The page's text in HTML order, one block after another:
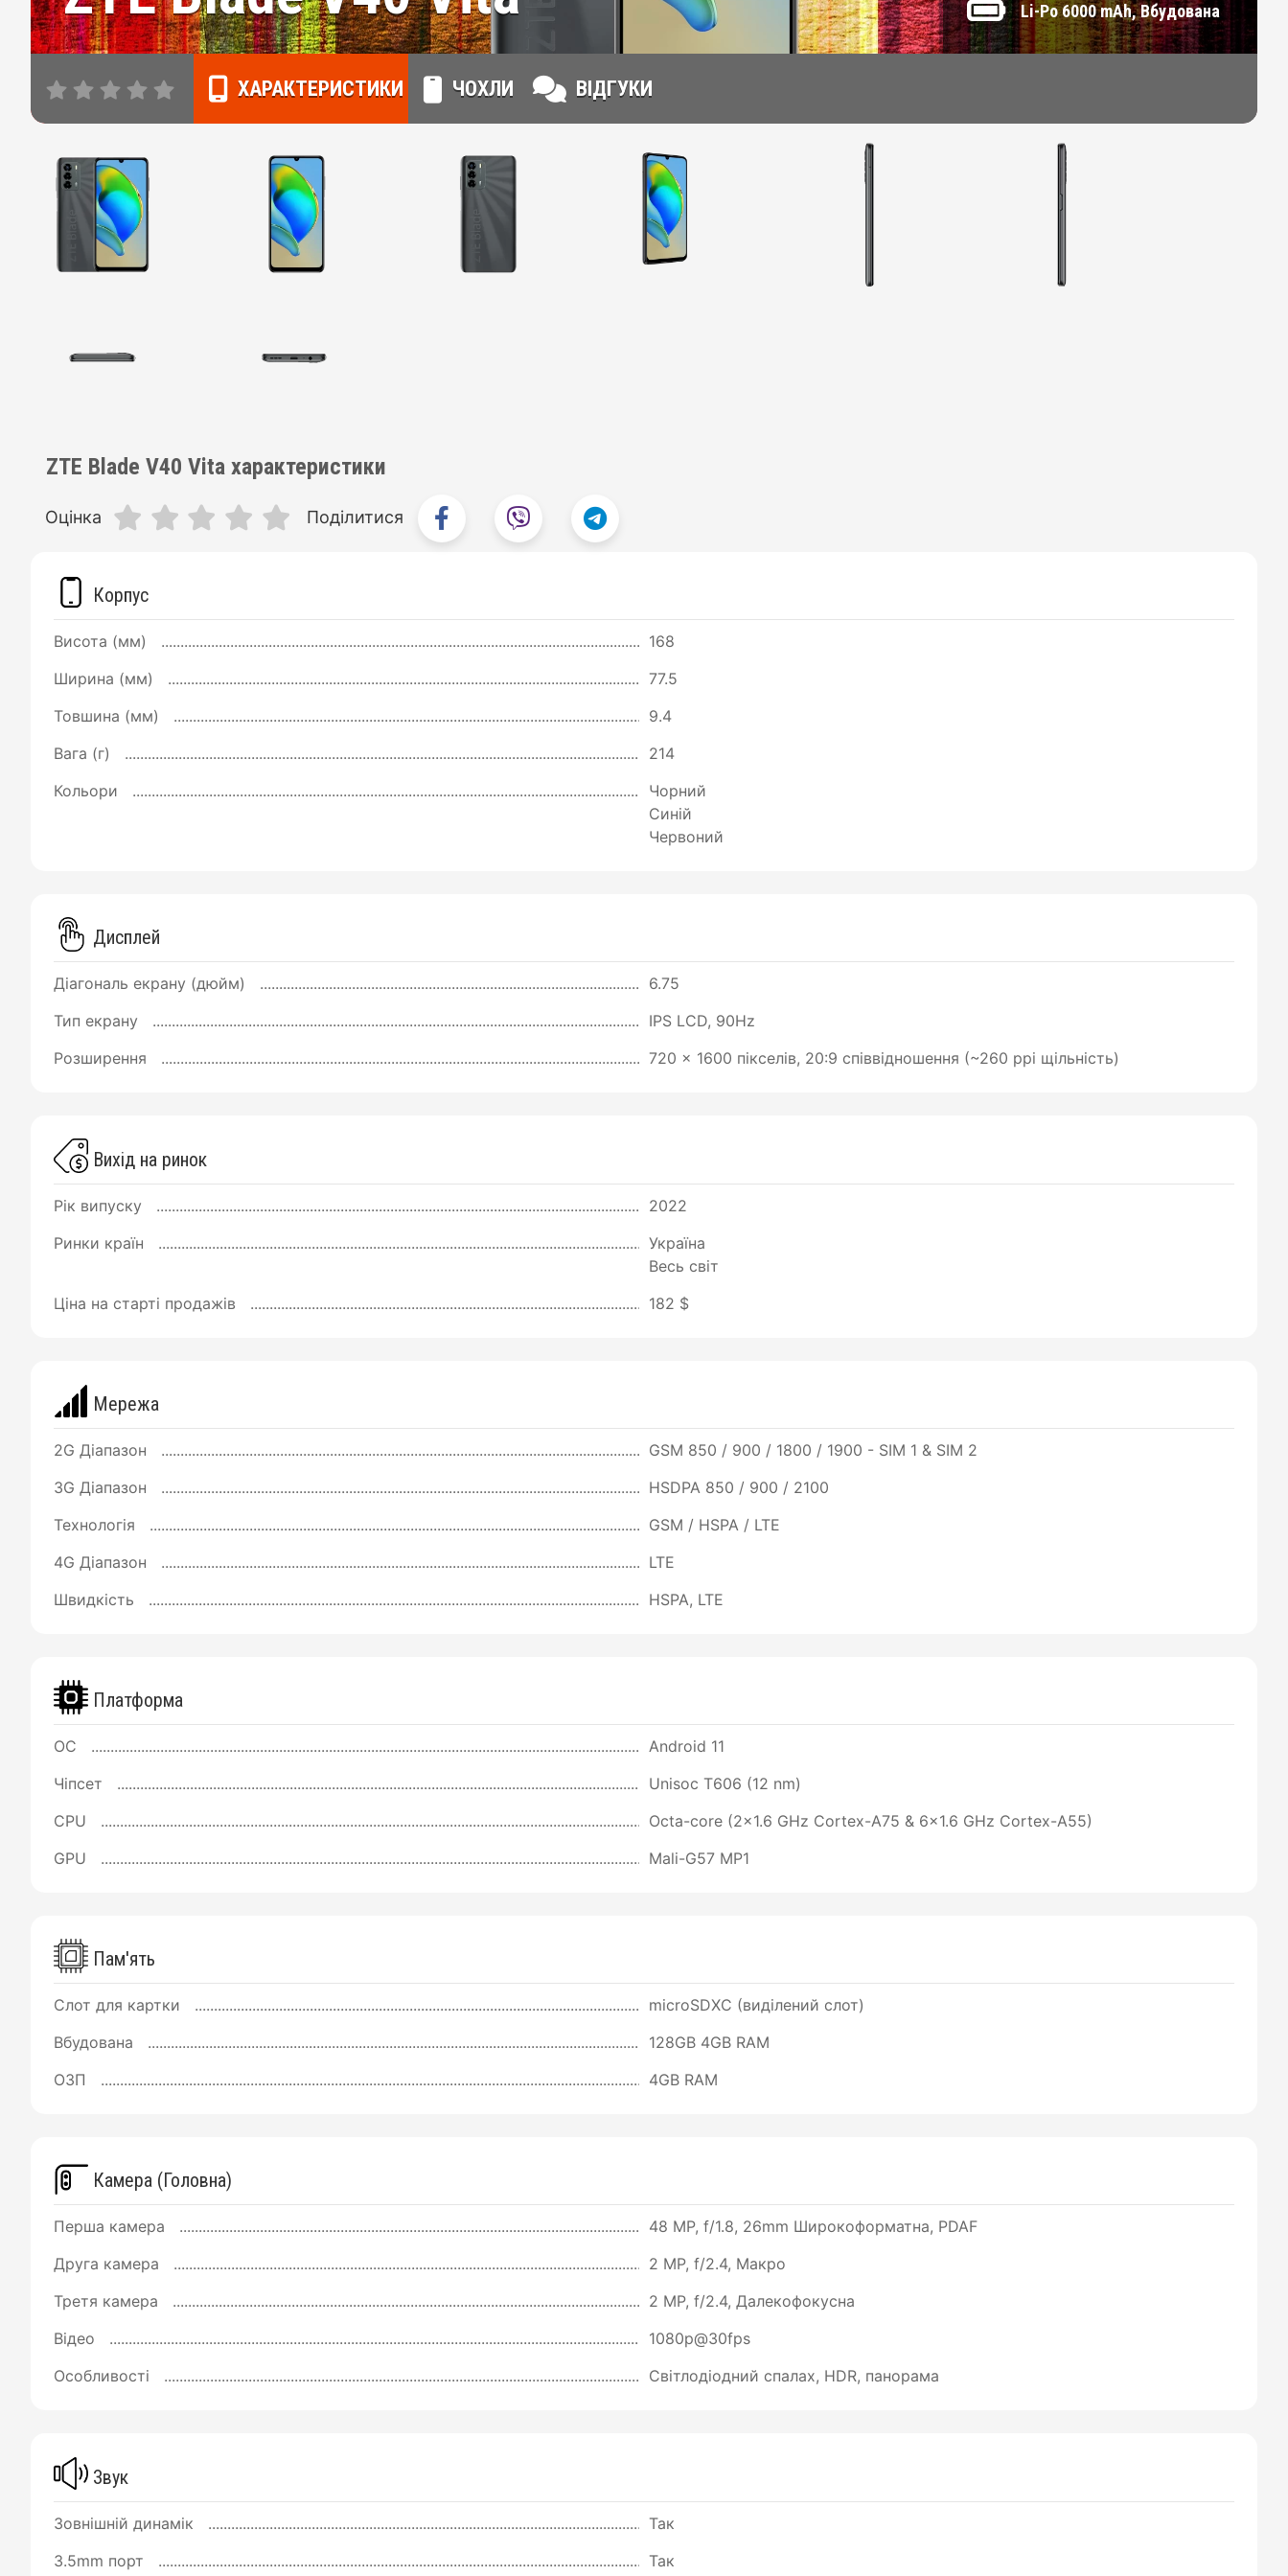
ХАРАКТЕРИСТИКИ ЧОХЛИ ВІДГУКИ
Li-Po 6000 mAh, Вбудована
ZTE Blade V40 Vita характеристики
Оцінка Поділитися
Корпус
Висота (мм)
168
Ширина (мм)
77.5
Товшина (мм)
9.4
Вага (г)
214
Кольори
Чорний
Синій
Червоний
Дисплей
Діагональ екрану (дюйм)
6.75
Тип екрану
IPS LCD, 90Hz
Розширення
720 x 1600 пікселів, 20:9 співвідношення (~260 ppi щільність)
Вихід на ринок
Рік випуску
2022
Ринки країн
Україна
Весь світ
Ціна на старті продажів
182 $
Мережа
2G Діапазон
GSM 850 / 900 / 1800 / 1900 - SIM 1 & SIM 2
3G Діапазон
HSDPA 850 / 900 / 2100
Технологія
GSM / HSPA / LTE
4G Діапазон
LTE
Швидкість
HSPA, LTE
Платформа
ОС
Android 11
Чіпсет
Unisoc T606 (12 nm)
CPU
Octa-core (2x1.6 GHz Cortex-A75 & 6x1.6 GHz Cortex-A55)
GPU
Mali-G57 MP1
Пам'ять
Слот для картки
microSDXC (виділений слот)
Вбудована
128GB 4GB RAM
ОЗП
4GB RAM
Камера (Головна)
Перша камера
48 MP, f/1.8, 26mm Широкоформатна, PDAF
Друга камера
2 MP, f/2.4, Макро
Третя камера
2 MP, f/2.4, Далекофокусна
Відео
1080p@30fps
Особливості
Світлодіодний спалах, HDR, панорама
Звук
Зовнішній динамік
Так
3.5mm порт
Так